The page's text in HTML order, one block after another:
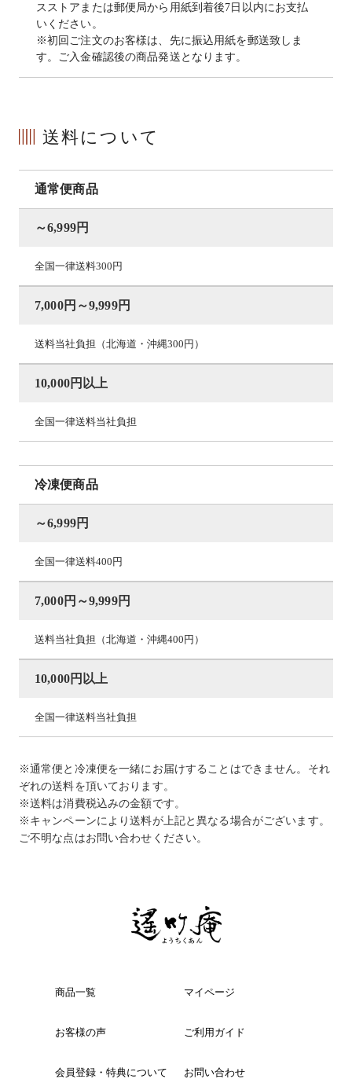
スストアまたは郵便局から用紙到着後7日以内にお支払
いください。
※初回ご注文のお客様は、先に振込用紙を郵送致しま
す。ご入金確認後の商品発送となります。
送料について
通常便商品
～6,999円
全国一律送料300円
7,000円～9,999円
送料当社負担（北海道・沖縄300円）
10,000円以上
全国一律送料当社負担
冷凍便商品
～6,999円
全国一律送料400円
7,000円～9,999円
送料当社負担（北海道・沖縄400円）
10,000円以上
全国一律送料当社負担
※通常便と冷凍便を一緒にお届けすることはできません。それ
ぞれの送料を頂いております。
※送料は消費税込みの金額です。
※キャンペーンにより送料が上記と異なる場合がございます。
ご不明な点はお問い合わせください。
商品一覧 マイページ
お客様の声 ご利用ガイド
会員登録・特典について お問い合わせ